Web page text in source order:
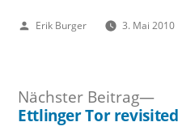
Veröffentlicht
Erik Burger 3. Mai 2010
Nächster Beitrag
Ettlinger Tor revisited